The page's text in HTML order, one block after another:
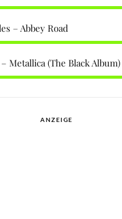
– Abbey Road
Metallica (The Black Album)
ANZEIGE